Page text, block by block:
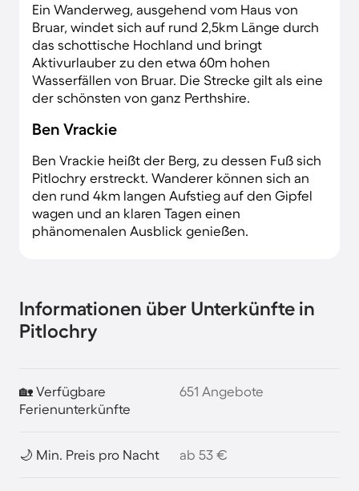
Ein Wanderweg, ausgehend vom Haus von
Bruar, windet sich auf rund 2,5km Länge durch
das schottische Hochland und bringt
Aktivurlauber zu den etwa 60m hohen
Wasserfällen von Bruar. Die Strecke gilt als eine
der schönsten von ganz Perthshire.
Ben Vrackie
Ben Vrackie heißt der Berg, zu dessen Fuß sich
Pitlochry erstreckt. Wanderer können sich an
den rund 4km langen Aufstieg auf den Gipfel
wagen und an klaren Tagen einen
phänomenalen Ausblick genießen.
Informationen über Unterkünfte in
Pitlochry
🏡 Verfügbare
Ferienunterkünfte
651 Angebote
🌙 Min. Preis pro Nacht ab 53 €